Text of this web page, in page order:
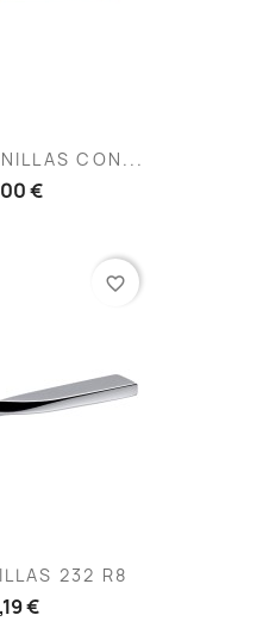
CON...
€
232 R8
€
favorite_border